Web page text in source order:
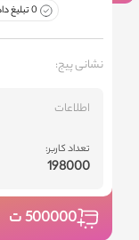
0 تبلیغ داده شده
نشانی پیج:
اطلاعات
تعداد کاربر:
198000
500000ت